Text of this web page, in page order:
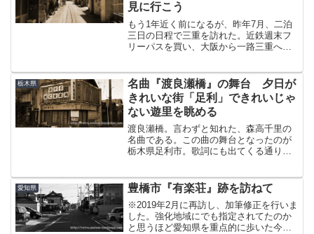
見に行こう
もう1年近く前になるが、昨年7月、二泊
三日の日程で三重を訪れた。近鉄週末フ
リーパスを買い、大阪から一路三重へ。
来たことがあるが、鳥羽を含め志摩地方
は人生初。となれば、こ...
栃木県
名曲『渡良瀬橋』の舞台 夕日が
きれいな街「足利」できれいじゃ
ない遊里を眺める
渡良瀬橋。言わずと知れた、森高千里の
名曲である。この曲の舞台となったのが
栃木県足利市。歌詞にも出てくる通り、
阿寺（ばんなじ）が有名であるが、着い
たのが15時過ぎだったの...
愛知県 豊橋市『有楽荘』跡を訪ねて
※2019年2月に再訪し、加筆修正を行いま
した。強化地域にでも指定されてたのか
と思うほど愛知県を重点的に歩いた今回